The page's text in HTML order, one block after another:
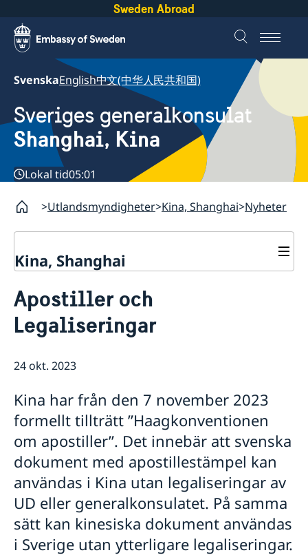
Sweden Abroad
SvenskaEnglish中文(中华人民共和国)
Sveriges generalkonsulat
Shanghai, Kina
Lokal tid05:01
Utlandsmyndigheter Kina, Shanghai Nyheter
Kina, Shanghai
generalkonsulatet
Rösta i Shanghai
Pass och ID-kort
Intyg och apostille
Competent Swedish Authority to issue Apostille
Äktenskapscertifikat
Förnya svenskt körkort
Avgifter
Nyheter
Om generalkonsulatet
Dataskyddspolicy (GDPR)
Vi är en resurs för svenska företag
Team Sweden
Så kan du få stöd
Svenska företag i Kina
Anmäl handelshinder
Apostiller och
Legaliseringar
24 okt. 2023
Kina har från den 7 november 2023
formellt tillträtt ”Haagkonventionen
om apostiller”. Det innebär att svenska
dokument med apostillestämpel kan
användas i Kina utan legaliseringar av
UD eller generalkonsulatet. På samma
sätt kan kinesiska dokument användas
i Sverige utan ytterligare legaliseringar.